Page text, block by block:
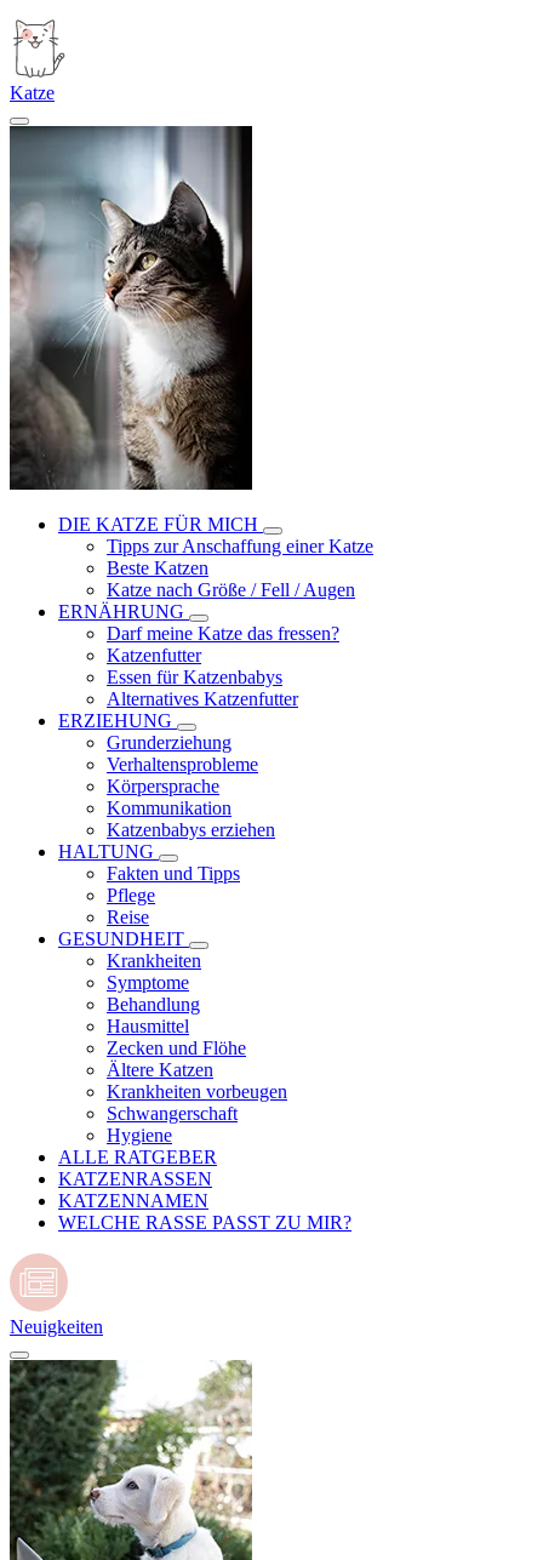
Katze
DIE KATZE FÜR MICH
Tipps zur Anschaffung einer Katze
Beste Katzen
Katze nach Größe / Fell / Augen
ERNÄHRUNG
Darf meine Katze das fressen?
Katzenfutter
Essen für Katzenbabys
Alternatives Katzenfutter
ERZIEHUNG
Grunderziehung
Verhaltensprobleme
Körpersprache
Kommunikation
Katzenbabys erziehen
HALTUNG
Fakten und Tipps
Pflege
Reise
GESUNDHEIT
Krankheiten
Symptome
Behandlung
Hausmittel
Zecken und Flöhe
Ältere Katzen
Krankheiten vorbeugen
Schwangerschaft
Hygiene
ALLE RATGEBER
KATZENRASSEN
KATZENNAMEN
WELCHE RASSE PASST ZU MIR?
Neuigkeiten